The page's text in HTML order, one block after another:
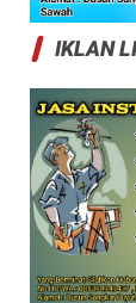
IKLAN